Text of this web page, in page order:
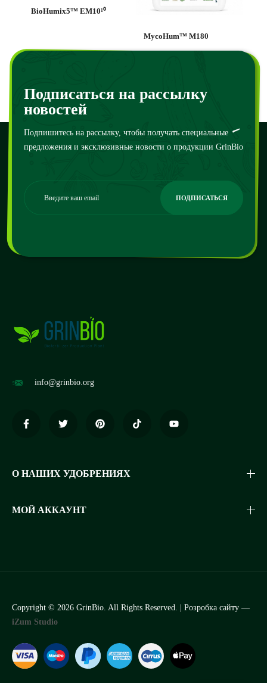
BioHumix5™ EM10¹⁰
250₴ – 180000₴
MycoHum™ M180
4000₴ – 300000₴
Подписаться на рассылку
новостей
Подпишитесь на рассылку, чтобы получать специальные
предложения и эксклюзивные новости о продукции GrinBio
info@grinbio.org
О НАШИХ УДОБРЕНИЯХ
МОЙ АККАУНТ
Copyright © 2026 GrinBio. All Rights Reserved. | Розробка сайту —
iZum Studio